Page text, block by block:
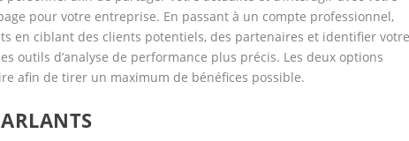
pour votre entreprise. En passant à un compte professionnel,
en ciblant des clients potentiels, des partenaires et identifier
outils d’analyse de performance plus précis. Les deux options
afin de tirer un maximum de bénéfices possible.